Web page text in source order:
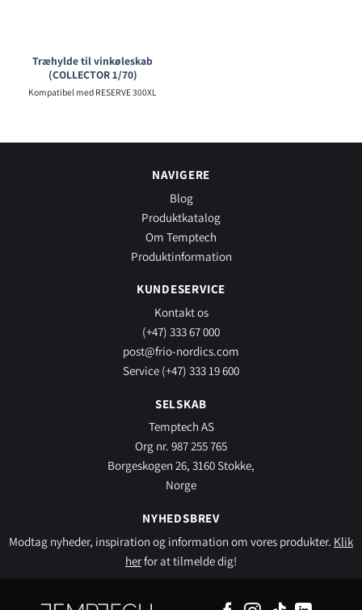
Træhylde til vinkøleskab
(COLLECTOR 1/70)
Kompatibel med RESERVE 300XL
NAVIGERE
Blog
Produktkatalog
Om Temptech
Produktinformation
KUNDESERVICE
Kontakt os
(+47) 333 67 000
post@frio-nordics.com
Service (+47) 333 19 600
SELSKAB
Temptech AS
Org nr. 987 255 765
Borgeskogen 26, 3160 Stokke,
Norge
NYHEDSBREV
Modtag nyheder, inspiration og information om vores produkter. Klik
herfor at tilmelde dig!